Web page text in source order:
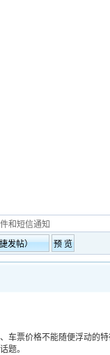
和短信通知
价格不能随便浮动的
题。